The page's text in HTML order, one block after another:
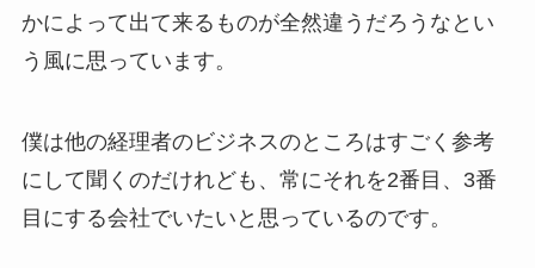
かによって出て来るものが全然違うだろうなとい
う風に思っています。
僕は他の経理者のビジネスのところはすごく参考
にして聞くのだけれども、常にそれを2番目、3番
目にする会社でいたいと思っているのです。